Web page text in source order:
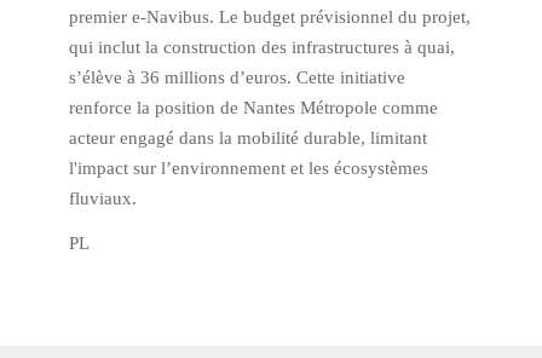
premier e-Navibus. Le budget prévisionnel du projet,
qui inclut la construction des infrastructures à quai,
s’élève à 36 millions d’euros. Cette initiative
renforce la position de Nantes Métropole comme
acteur engagé dans la mobilité durable, limitant
l'impact sur l’environnement et les écosystèmes
fluviaux.
PL